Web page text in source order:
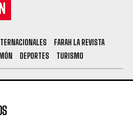
FARAH LA REVISTA
DEPORTES TURISMO